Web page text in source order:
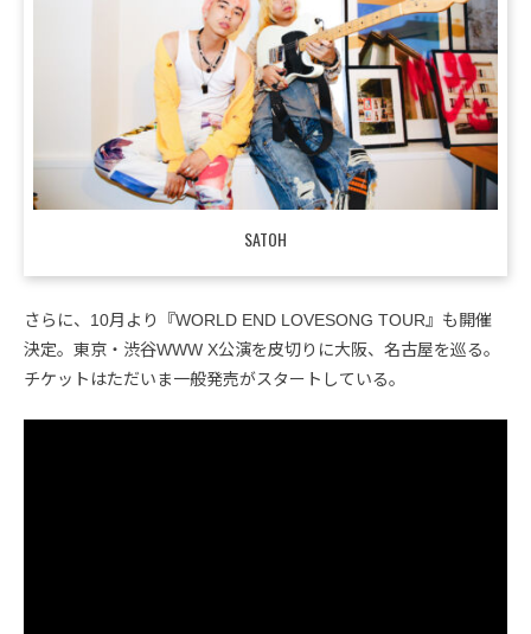
SATOH
さらに、10月より『WORLD END LOVESONG TOUR』も開催
決定。東京・渋谷WWW X公演を皮切りに大阪、名古屋を巡る。
チケットはただいま一般発売がスタートしている。